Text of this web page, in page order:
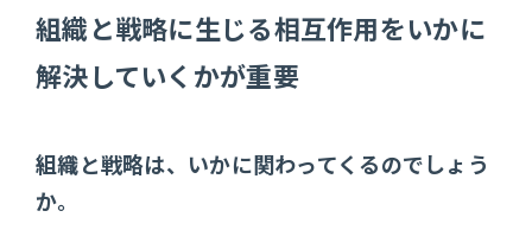
組織と戦略に生じる相互作用をいかに
解決していくかが重要
組織と戦略は、いかに関わってくるのでしょう
か。